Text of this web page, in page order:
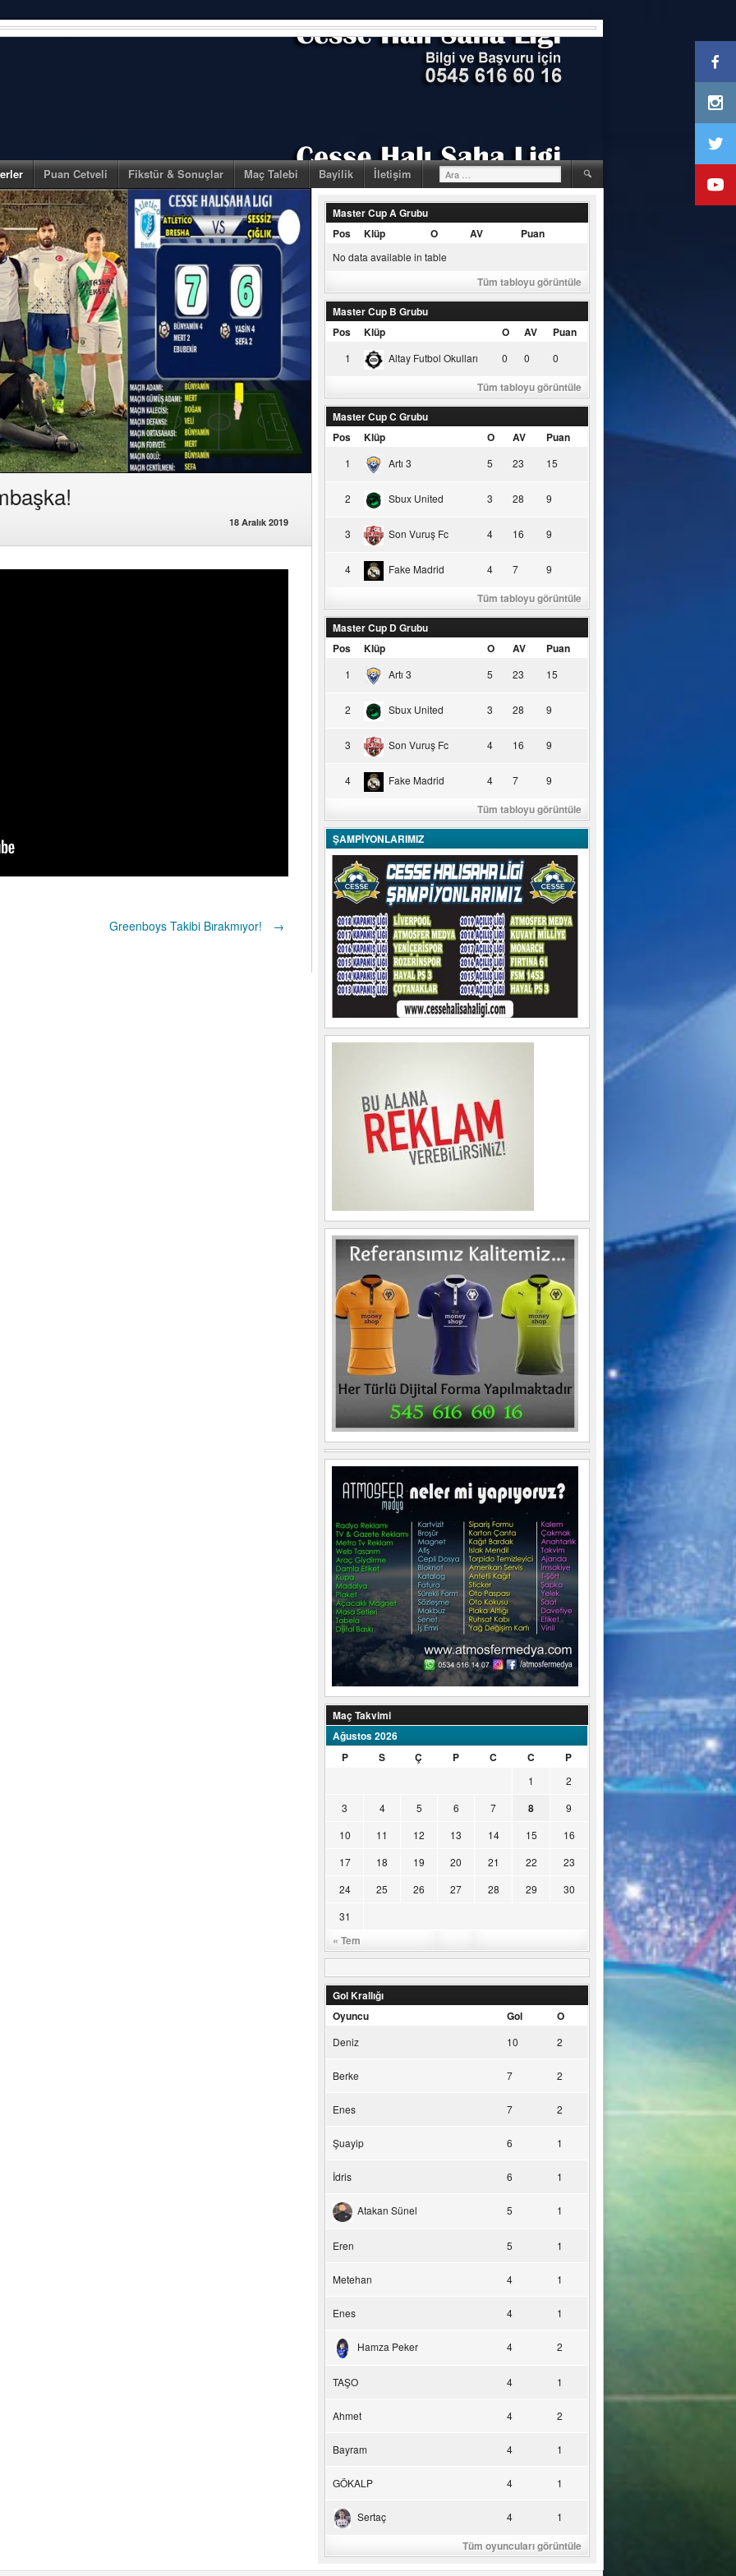
Puan Cetveli Fikstür & Sonuçlar Maç Talebi Bayilik İletişim Arama:
18 Aralık 2019
Greenboys Takibi Bırakmıyor! →
Master Cup A Grubu
Pos
Klüp O AV Puan
No data available in table
Tüm tabloyu görüntüle
Master Cup B Grubu
Pos
Klüp O AV Puan
1 Altay Futbol Okulları 0 0 0
Tüm tabloyu görüntüle
Master Cup C Grubu
Pos
Klüp O AV Puan
1 Artı 3 5 23 15
2 Sbux United 3 28 9
3 Son Vuruş Fc 4 16 9
4 Fake Madrid 4 7 9
Tüm tabloyu görüntüle
Master Cup D Grubu
Pos
Klüp O AV Puan
1 Artı 3 5 23 15
2 Sbux United 3 28 9
3 Son Vuruş Fc 4 16 9
4 Fake Madrid 4 7 9
Tüm tabloyu görüntüle
ŞAMPİYONLARIMIZ
Maç Takvimi
Ağustos 2026
P
S Ç P C C P
« Tem
1
2
3
4 5 6 7 8
9
10
11 12 13 14 15
16
17
18 19 20 21 22
23
24
25 26 27 28 29
30
31
Gol Krallığı
Oyuncu
Gol O
Deniz 10 2
Berke 7 2
Enes 7 2
Şuayip 6 1
İdris 6 1
Atakan Sünel 5 1
Eren 5 1
Metehan 4 1
Enes 4 1
Hamza Peker 4 2
TAŞO 4 1
Ahmet 4 2
Bayram 4 1
GÖKALP 4 1
Sertaç 4 1
Tüm oyuncuları görüntüle